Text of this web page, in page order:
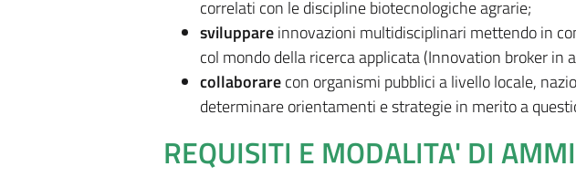
correlati con le discipline biotecnologiche agrarie;
sviluppareinnovazioni multidisciplinari mettendo in
col mondo della ricerca applicata (Innovation broker in
collaborarecon organismi pubblici a livello locale,
determinare orientamenti e strategie in merito a
REQUISITI E MODALITA' DI